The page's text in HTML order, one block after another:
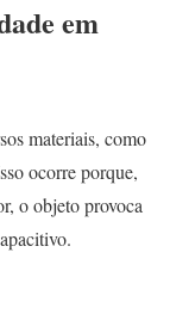
em
materiais, como
ocorre porque,
o objeto provoca